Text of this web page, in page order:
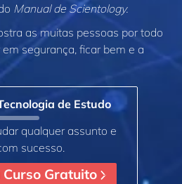
Manual de Scientology.
as muitas pessoas por todo
segurança, ficar bem e a
de Estudo
qualquer assunto e
sucesso.
Curso Gratuito